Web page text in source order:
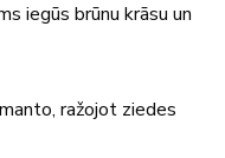
iegūs brūnu krāsu un
ražojot ziedes